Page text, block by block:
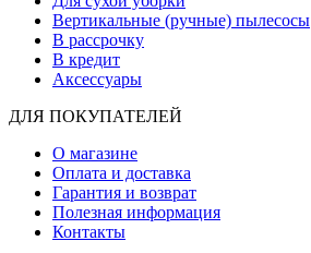
Вертикальные (ручные) пылесосы
В рассрочку
В кредит
Аксессуары
ДЛЯ ПОКУПАТЕЛЕЙ
О магазине
Оплата и доставка
Гарантия и возврат
Полезная информация
Контакты